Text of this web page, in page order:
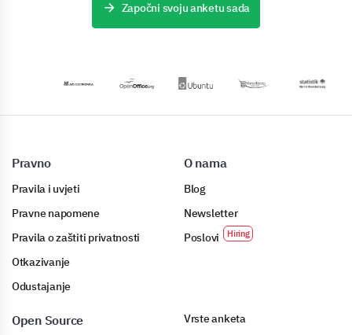
Započni svoju anketu sada
Pravno
Pravila i uvjeti
Pravne napomene
Pravila o zaštiti privatnosti
Otkazivanje
Odustajanje
O nama
Blog
Newsletter
Poslovi
Open Source
Vrste anketa